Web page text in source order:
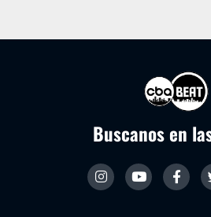
Buscanos en